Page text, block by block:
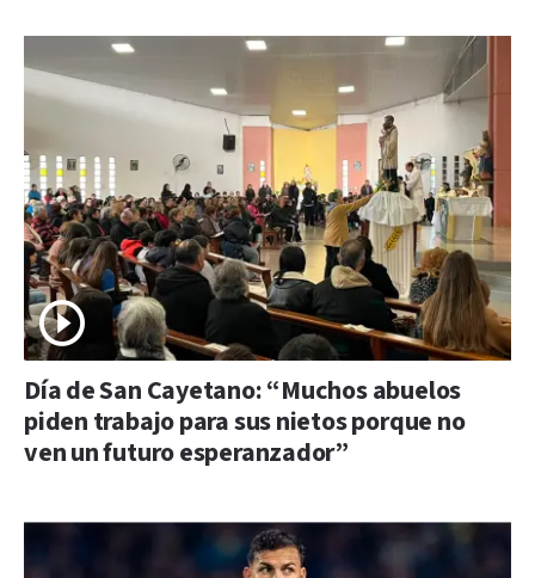
Día de San Cayetano: “Muchos abuelos
piden trabajo para sus nietos porque no
ven un futuro esperanzador”